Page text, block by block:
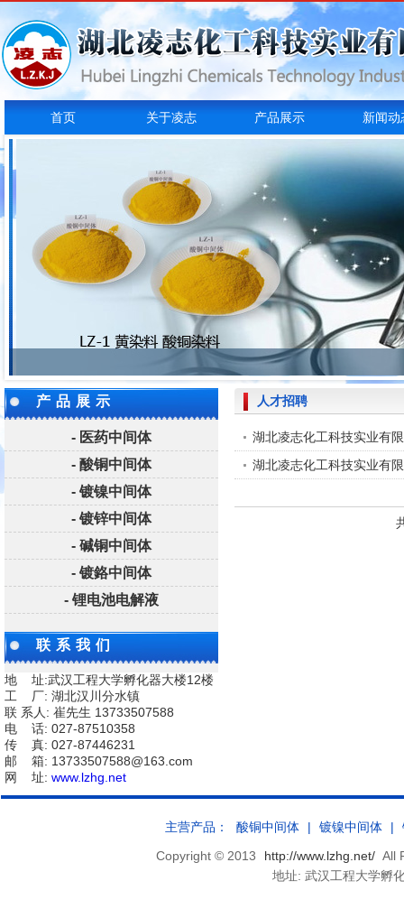
首页 关于凌志 产品展示 新闻动
产品展示
- 医药中间体
- 酸铜中间体
- 镀镍中间体
- 镀锌中间体
- 碱铜中间体
- 镀鉻中间体
- 锂电池电解液
联系我们
地 址:武汉工程大学孵化器大楼12楼
工 厂: 湖北汉川分水镇
联 系人: 崔先生 13733507588
电 话: 027-87510358
传 真: 027-87446231
邮 箱: 13733507588@163.com
网 址: www.lzhg.net
人才招聘
湖北凌志化工科技实业有
湖北凌志化工科技实业有
主营产品： 酸铜中间体 | 镀镍中间体 |
Copyright © 2013
http://www.lzhg.net/ All
地址: 武汉工程大学孵